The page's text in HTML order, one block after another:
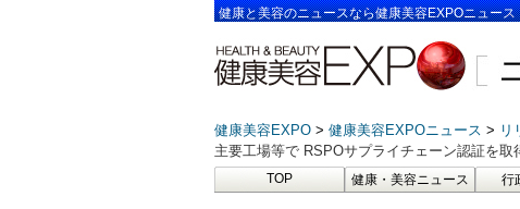
健康と美容のニュースなら健康美容EXPOニュース
健康美容EXPO 健康美容EXPOニュース リ
主要工場等で RSPOサプライチェーン認証を
TOP 健康・美容ニュース 行